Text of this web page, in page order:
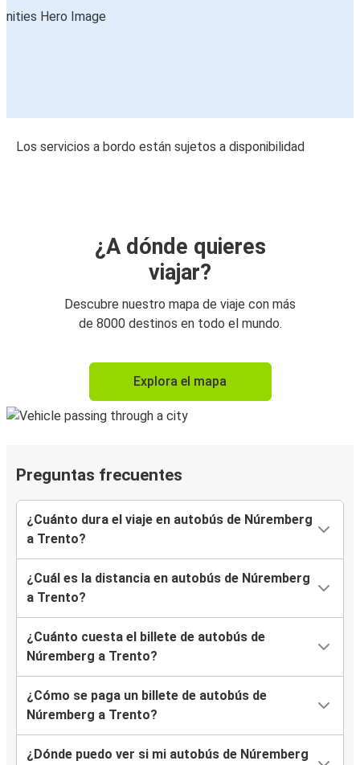
Los servicios a bordo están sujetos a disponibilidad
¿A dónde quieres
viajar?
Descubre nuestro mapa de viaje con más
de 8000 destinos en todo el mundo.
Explora el mapa
Preguntas frecuentes
¿Cuánto dura el viaje en autobús de Núremberg
a Trento?
¿Cuál es la distancia en autobús de Núremberg
a Trento?
¿Cuánto cuesta el billete de autobús de
Núremberg a Trento?
¿Cómo se paga un billete de autobús de
Núremberg a Trento?
¿Dónde puedo ver si mi autobús de Núremberg